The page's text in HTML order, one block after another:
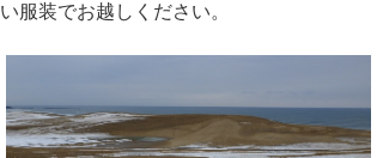
い服装でお越しください。